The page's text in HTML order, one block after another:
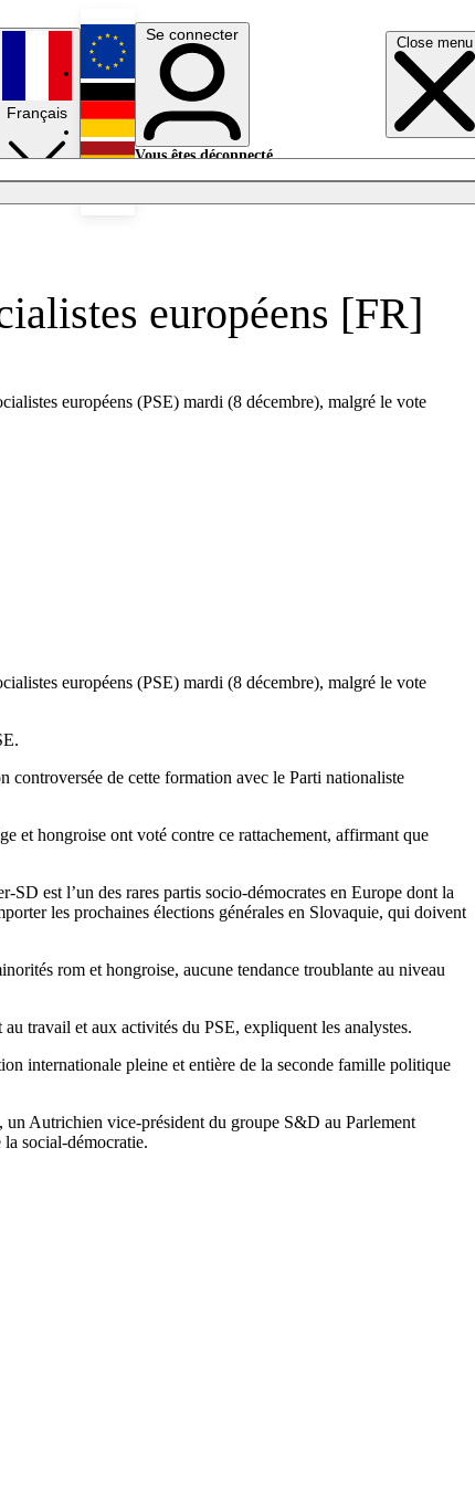
Close menu
Français
English
Deutsch
Se connecter
Vous êtes déconnecté.
européens [FR]
européens (PSE) mardi (8 décembre), malgré le vote
européens (PSE) mardi (8 décembre), malgré le vote
controversée de cette formation avec le Parti nationaliste
et hongroise ont voté contre ce rattachement, affirmant que
est l’un des rares partis socio-démocrates en Europe dont la
les prochaines élections générales en Slovaquie, qui doivent
rom et hongroise, aucune tendance troublante au niveau
travail et aux activités du PSE, expliquent les analystes.
internationale pleine et entière de la seconde famille politique
un Autrichien vice-président du groupe S&D au Parlement
social-démocratie.